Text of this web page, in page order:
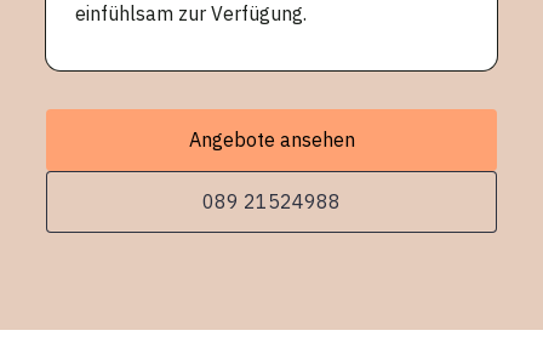
einfühlsam zur Verfügung.
Angebote ansehen
089 21524988